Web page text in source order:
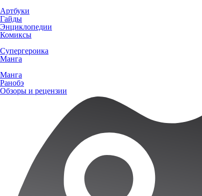
Артбуки
Гайды
Энциклопедии
Комиксы
Супергероика
Манга
Манга
Ранобэ
Обзоры и рецензии